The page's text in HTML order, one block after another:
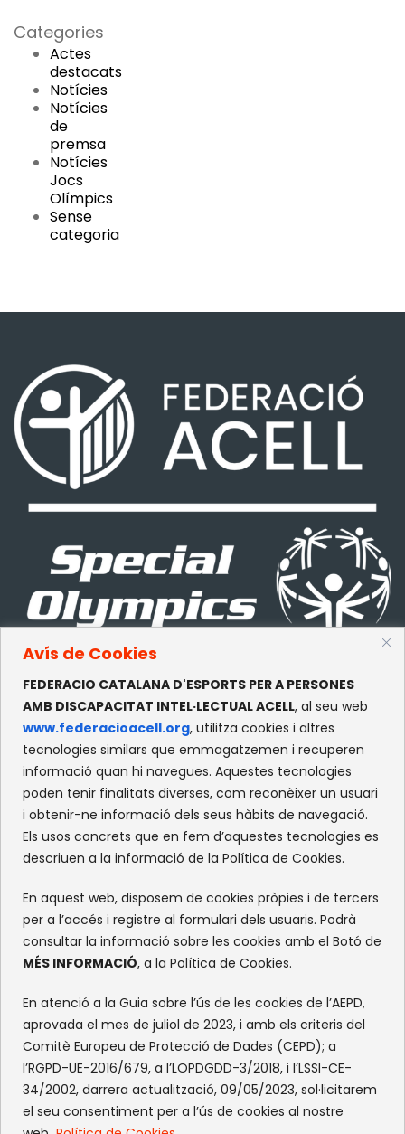
Avís de Cookies
FEDERACIO CATALANA D'ESPORTS PER A PERSONES
AMB DISCAPACITAT INTEL·LECTUAL ACELL, al seu web
www.federacioacell.org, utilitza cookies i altres
tecnologies similars que emmagatzemen i recuperen
informació quan hi navegues. Aquestes tecnologies
poden tenir finalitats diverses, com reconèixer un usuari
i obtenir-ne informació dels seus hàbits de navegació.
Els usos concrets que en fem d’aquestes tecnologies es
descriuen a la informació de la Política de Cookies.
En aquest web, disposem de cookies pròpies i de tercers
per a l’accés i registre al formulari dels usuaris. Podrà
consultar la informació sobre les cookies amb el Botó de
MÉS INFORMACIÓ, a la Política de Cookies.
En atenció a la Guia sobre l’ús de les cookies de l’AEPD,
aprovada el mes de juliol de 2023, i amb els criteris del
Comitè Europeu de Protecció de Dades (CEPD); a
l’RGPD-UE-2016/679, a l’LOPDGDD-3/2018, i l’LSSI-CE-
34/2002, darrera actualització, 09/05/2023, sol·licitarem
el seu consentiment per a l’ús de cookies al nostre
Categories
Actes
destacats
Notícies
Notícies
de
premsa
Notícies
Jocs
Olímpics
Sense
categoria
CONTACTE
c/Olympe de Gouges, S/N
Recinte Mundet
08035 -Barcelona
XARXES SOCIALS